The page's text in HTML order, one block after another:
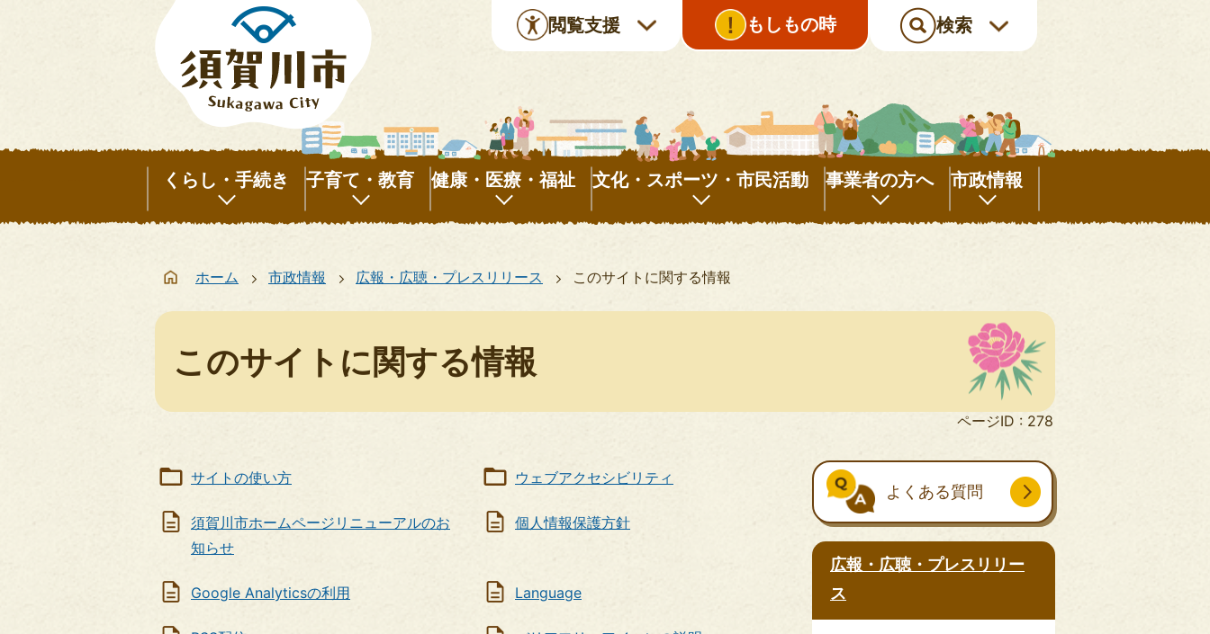
閲覧支援 もしもの時 検索
くらし・手続き
く
し・
続
子育て・教育
子
て・
健康・医療・福祉
健
医
祉
文化・スポーツ・市民活動
文
ス
事業者の方へ
事
市政情報
市
ホーム 市政情報 広報・広聴・プレスリリース このサイトに関する情報
このサイトに関する情報
ページID : 278
サイトの使い方 ウェブアクセシビリティ
須賀川市ホームページリニューアルのお
知らせ
個人情報保護方針
Google Analyticsの利用 Language
よくある質問
広報・広聴・プレスリリー
ス